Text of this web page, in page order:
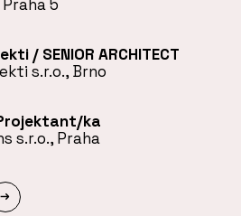
5
/ SENIOR ARCHITECT
s.r.o., Brno
ka
s.r.o., Praha